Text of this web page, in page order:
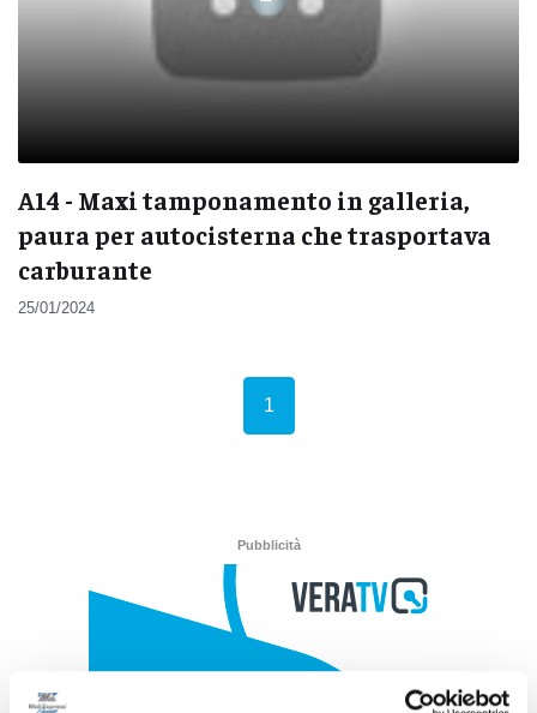
A14 - Maxi tamponamento in galleria,
paura per autocisterna che trasportava
carburante
25/01/2024
1
Pubblicità